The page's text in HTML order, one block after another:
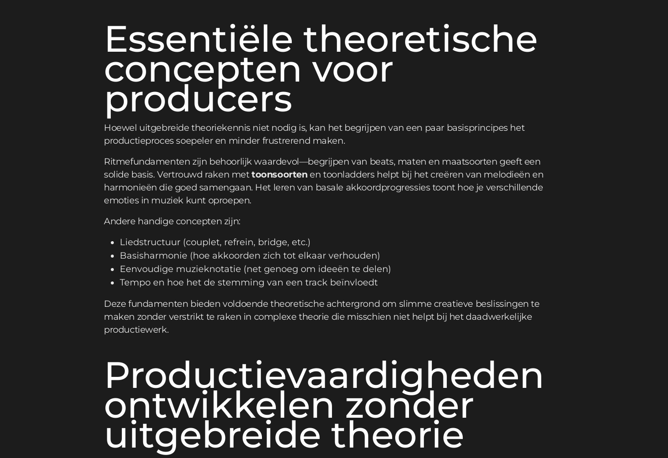
Essentiële theoretische
concepten voor
producers
Hoewel uitgebreide theoriekennis niet nodig is, kan het begrijpen van een paar basisprincipes het
productieproces soepeler en minder frustrerend maken.
Ritmefundamenten zijn behoorlijk waardevol—begrijpen van beats, maten en maatsoorten geeft een
solide basis. Vertrouwd raken mettoonsoortenen toonladders helpt bij het creëren van melodieën en
harmonieën die goed samengaan. Het leren van basale akkoordprogressies toont hoe je verschillende
emoties in muziek kunt oproepen.
Andere handige concepten zijn:
Liedstructuur (couplet, refrein, bridge, etc.)
Basisharmonie (hoe akkoorden zich tot elkaar verhouden)
Eenvoudige muzieknotatie (net genoeg om ideeën te delen)
Tempo en hoe het de stemming van een track beïnvloedt
Deze fundamenten bieden voldoende theoretische achtergrond om slimme creatieve beslissingen te
maken zonder verstrikt te raken in complexe theorie die misschien niet helpt bij het daadwerkelijke
productiewerk.
Productievaardigheden
ontwikkelen zonder
uitgebreide theorie